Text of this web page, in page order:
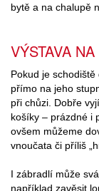
bytě a na chalupě
VÝSTAVA
Pokud je
přímo na jeho
při chůzi. Dobře
košíky – prázdné i
ovšem můžeme
vnoučata či příliš
I zábradlí může
například zavěsit